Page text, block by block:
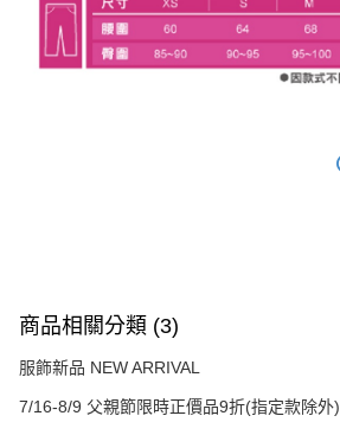
商品相關分類 (3)
服飾新品 NEW ARRIVAL
7/16-8/9 父親節限時正價品9折(指定款除外)